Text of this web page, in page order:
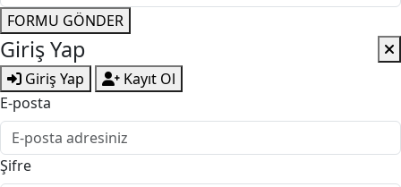
FORMU GÖNDER
Giriş Yap
Giriş Yap
Kayıt Ol
E-posta
Şifre